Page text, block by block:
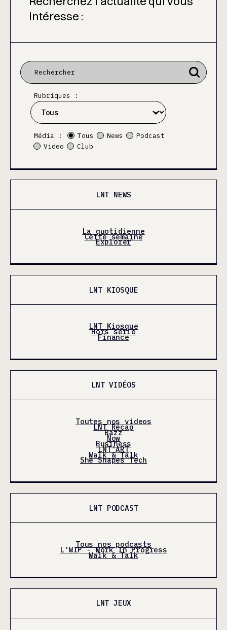
intéresse :
Rubriques :
Média : Tous News
Podcast
Video
Club
LNT NEWS
La quotidienne
Cette semaine
Explorer
LNT KIOSQUE
LNT Kiosque
Hors série
Finance
LNT VIDÉOS
Toutes nos videos
LNT Récap
Bazz
Now
Business
LNT'ART
Walk & Talk
She Shapes Tech
LNT PODCAST
Tous nos podcasts
L'WIP - Work In Progress
Walk & Talk
LNT JEUX